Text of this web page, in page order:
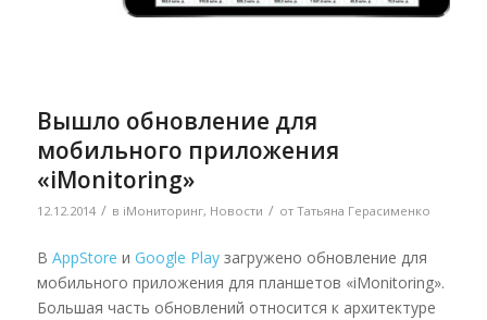
Вышло обновление для
мобильного приложения
«iMonitoring»
12.12.2014 / в iМониторинг, Новости / от Татьяна Герасименко
В AppStore и Google Playзагружено обновление для
мобильного приложения для планшетов «iMonitoring».
Большая часть обновлений относится к архитектуре